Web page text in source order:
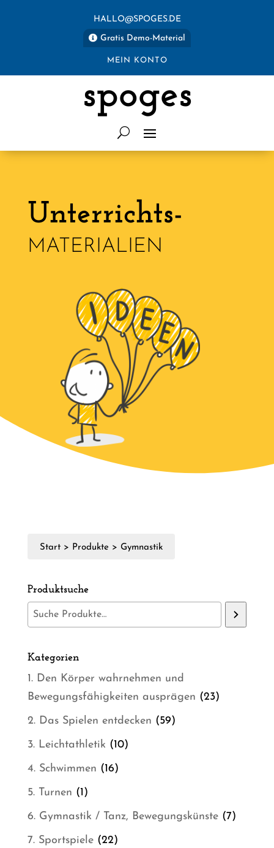
HALLO@SPOGES.DE
Gratis Demo-Material
MEIN KONTO
spoges
Unterrichts-
MATERIALIEN
Start> Produkte > Gymnastik
Produktsuche
Kategorien
1. Den Körper wahrnehmen und
Bewegungsfähigkeiten ausprägen
2323
2. Das Spielen entdecken 5959
3. Leichtathletik 1010
4. Schwimmen 1616
5. Turnen 11
Produkt
6. Gymnastik / Tanz, Bewegungskünste 77
7. Sportspiele 2222